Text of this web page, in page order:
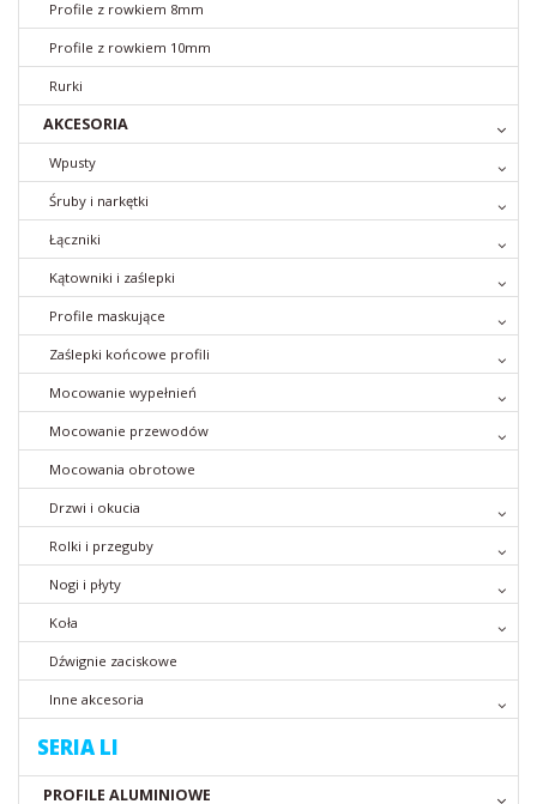
Profile z rowkiem 8mm
Profile z rowkiem 10mm
Rurki
AKCESORIA
Wpusty
Śruby i narkętki
Łączniki
Kątowniki i zaślepki
Profile maskujące
Zaślepki końcowe profili
Mocowanie wypełnień
Mocowanie przewodów
Mocowania obrotowe
Drzwi i okucia
Rolki i przeguby
Nogi i płyty
Koła
Dźwignie zaciskowe
Inne akcesoria
SERIA LI
PROFILE ALUMINIOWE